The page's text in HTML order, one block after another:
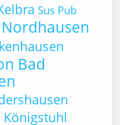
Sus Pub
Bad